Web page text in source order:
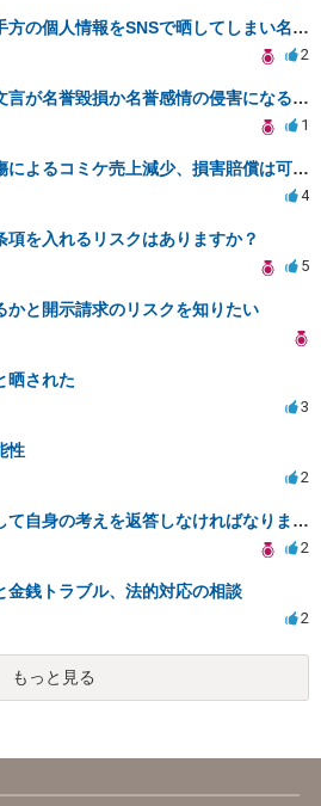
当方の腹いせで相手方の個人情報をSNSで晒してしまい名誉毀損させてしまったかもしれない
2
知的障害者と言う文言が名誉毀損か名誉感情の侵害になるか教えてほしい。
1
ネットでの誹謗中傷によるコミケ売上減少、損害賠償は可能か？
4
項を入れるリスクはありますか？
5
かと開示請求のリスクを知りたい
晒された
3
性
2
内容証明郵便に対して自身の考えを返答しなければなりませんか？
2
金銭トラブル、法的対応の相談
2
もっと見る